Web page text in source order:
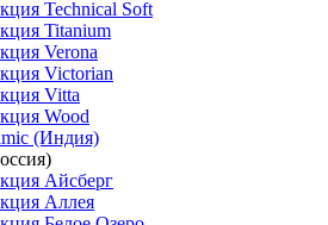
Technical Soft
Titanium
Verona
Victorian
Vitta
Wood
(Индия)
Айсберг
Аллея